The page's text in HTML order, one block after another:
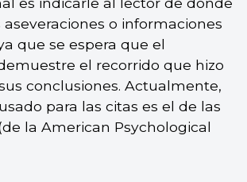
o informaciones
que se espera que el
el recorrido que hizo
conclusiones. Actualmente,
para las citas es el de las
la American Psychological